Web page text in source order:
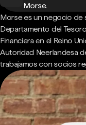
Morse.
Morse es un negocio de
Departamento del
Financiera en el Reino
Autoridad Neerlandesa
trabajamos con socios